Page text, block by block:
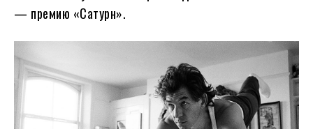
— премию «Сатурн».